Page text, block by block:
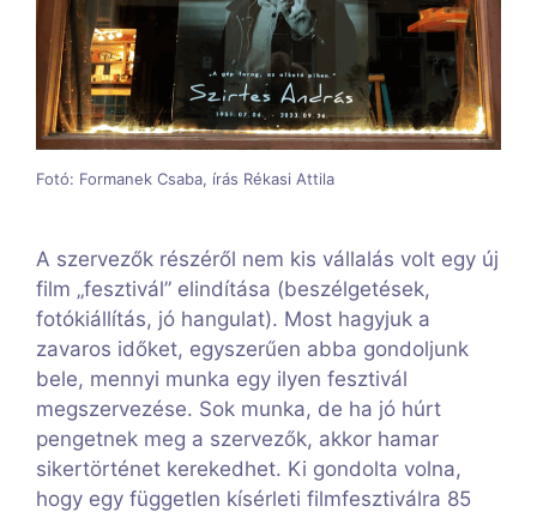
Fotó: Formanek Csaba, írás Rékasi Attila
A szervezők részéről nem kis vállalás volt egy új
film „fesztivál” elindítása (beszélgetések,
fotókiállítás, jó hangulat). Most hagyjuk a
zavaros időket, egyszerűen abba gondoljunk
bele, mennyi munka egy ilyen fesztivál
megszervezése. Sok munka, de ha jó húrt
pengetnek meg a szervezők, akkor hamar
sikertörténet kerekedhet. Ki gondolta volna,
hogy egy független kísérleti filmfesztiválra 85